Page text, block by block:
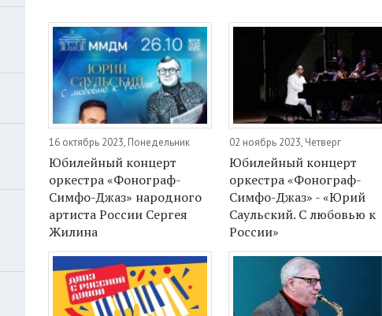
16 октябрь 2023, Понедельник
Юбилейный концерт
оркестра «Фонограф-
Симфо-Джаз» народного
артиста России Сергея
Жилина
02 ноябрь 2023, Четверг
Юбилейный концерт
оркестра «Фонограф-
Симфо-Джаз» - «Юрий
Саульский. С любовью к
России»